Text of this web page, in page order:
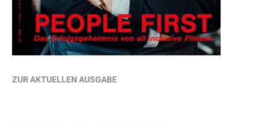
ZUR AKTUELLEN AUSGABE